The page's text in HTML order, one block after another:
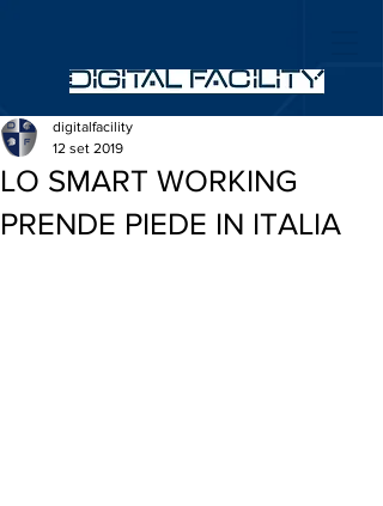
LO SMART WORKING
PRENDE PIEDE IN ITALIA
digitalfacility
12 set 2019